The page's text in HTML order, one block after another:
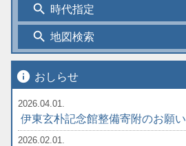
search 時代指定
search 地図検索
info おしらせ
2026.04.01.
伊東玄朴記念館整備寄附のお願い
2026.02.01.